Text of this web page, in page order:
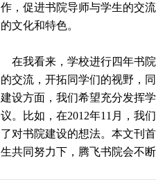
作，促进书院导师与学生的交
的文化和特色。
在我看来，学校进行四年书
的交流，开拓同学们的视野，
建设方面，我们希望充分发挥
议。比如，在2012年11月，我
了对书院建设的想法。本文刊
生共同努力下，腾飞书院会不